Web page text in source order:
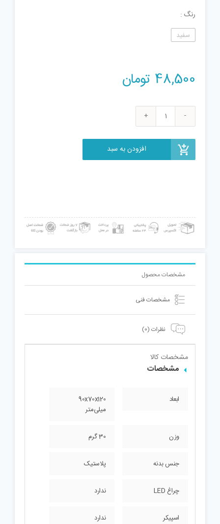
رنگ
سفید
48,500 تومان
فیجت
افزودن به سبد
مشخصات محصول
مشخصات فنی
نظرات (0)
مشخصات کالا
مشخصات
ابعاد
90x70x120
میلی‌متر
وزن 30 گرم
جنس بدنه پلاستیک
چراغ LED ندارد
اسپیکر ندارد